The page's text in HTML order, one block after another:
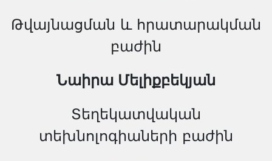
Թվայնացման և հրատարակման
բաժին
Նաիրա Մելիքբեկյան
Տեղեկատվական
տեխնոլոգիաների բաժին